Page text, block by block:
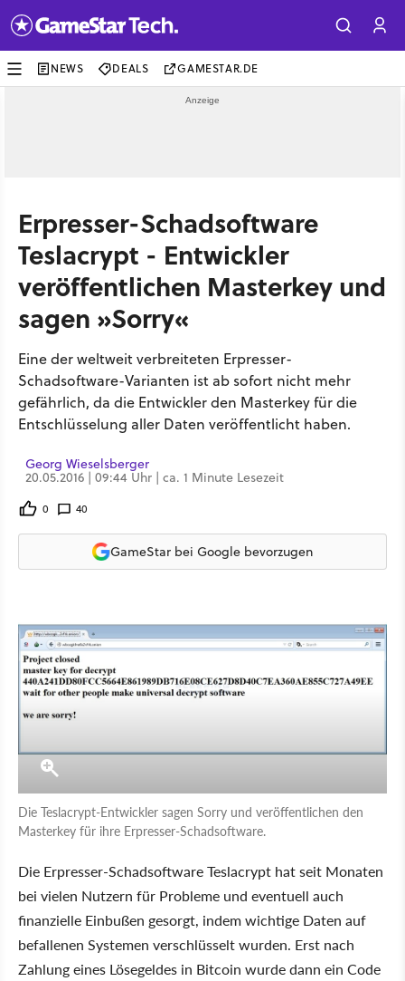
NEWS DEALS GAMESTAR.DE
Erpresser-Schadsoftware
Teslacrypt - Entwickler
veröffentlichen Masterkey und
sagen »Sorry«
Eine der weltweit verbreiteten Erpresser-
Schadsoftware-Varianten ist ab sofort nicht mehr
gefährlich, da die Entwickler den Masterkey für die
Entschlüsselung aller Daten veröffentlicht haben.
Georg Wieselsberger
20.05.2016 | 09:44 Uhr | ca. 1 Minute Lesezeit
0 40
GameStar bei Google bevorzugen
Die Teslacrypt-Entwickler sagen Sorry und veröffentlichen den
Masterkey für ihre Erpresser-Schadsoftware.
Die Erpresser-Schadsoftware Teslacrypt hat seit Monaten
bei vielen Nutzern für Probleme und eventuell auch
finanzielle Einbußen gesorgt, indem wichtige Daten auf
befallenen Systemen verschlüsselt wurden. Erst nach
Zahlung eines Lösegeldes in Bitcoin wurde dann ein Code